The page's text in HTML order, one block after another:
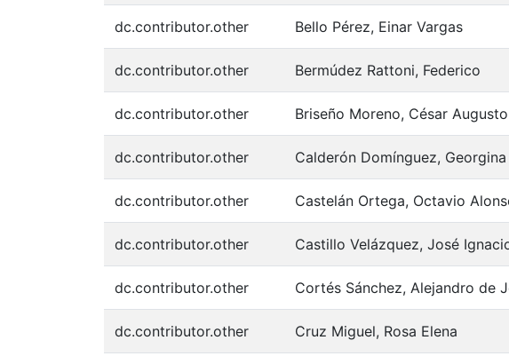
dc.contributor.other Bello Pérez, Einar Vargas
dc.contributor.other Bermúdez Rattoni, Federico
dc.contributor.other Briseño Moreno, César Augusto
dc.contributor.other Calderón Domínguez, Georgina
dc.contributor.other Castelán Ortega, Octavio
dc.contributor.other Castillo Velázquez, José
dc.contributor.other Cortés Sánchez, Alejandro de
dc.contributor.other Cruz Miguel, Rosa Elena